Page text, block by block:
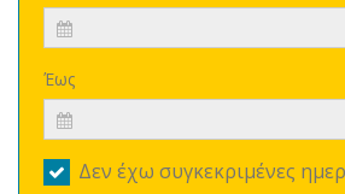
Έως
Δεν έχω συγκεκριμένες